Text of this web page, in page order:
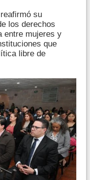
su
los derechos
entre mujeres y
que
libre de